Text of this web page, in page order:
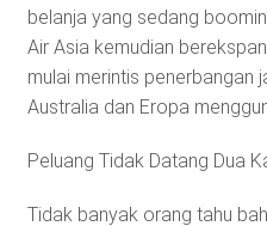
belanja yang sedang
Air Asia kemudian
mulai merintis penerbangan
Australia dan Eropa
Peluang Tidak Datang Dua
Tidak banyak orang tahu